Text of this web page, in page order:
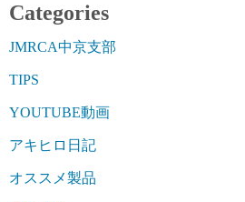
Categories
JMRCA中京支部
TIPS
YOUTUBE動画
アキヒロ日記
オススメ製品